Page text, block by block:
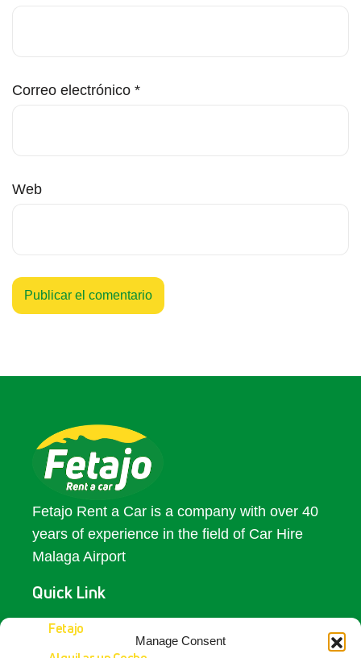
Manage Consent
Correo electrónico *
Web
Fetajo Rent a Car is a company with over 40
years of experience in the field of Car Hire
Malaga Airport
Quick Link
Fetajo
Access